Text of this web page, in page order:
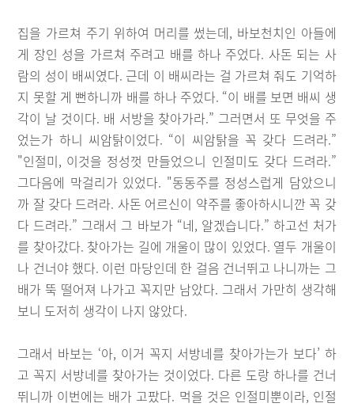
집을 가르쳐 주기 위하여 머리를 썼는데, 바보천치인 아들에
게 장인 성을 가르쳐 주려고 배를 하나 주었다. 사돈 되는 사
람의 성이 배씨였다. 근데 이 배씨라는 걸 가르쳐 줘도 기억하
지 못할 게 뻔하니까 배를 하나 주었다. “이 배를 보면 배씨 생
각이 날 것이다. 배 서방을 찾아가라.” 그러면서 또 무엇을 주
었는가 하니 씨암탉이었다. “이 씨암탉을 꼭 갖다 드려라.”
"인절미, 이것을 정성껏 만들었으니 인절미도 갖다 드려라.”
그다음에 막걸리가 있었다. "동동주를 정성스럽게 담았으니
까 잘 갖다 드려라. 사돈 어르신이 약주를 좋아하시니깐 꼭 갖
다 드려라.” 그래서 그 바보가 “네, 알겠습니다.” 하고선 처가
를 찾아갔다. 찾아가는 길에 개울이 많이 있었다. 열두 개울이
나 건너야 했다. 이런 마당인데 한 걸음 건너뛰고 나니까는 그
배가 뚝 떨어져 나가고 꼭지만 남았다. 그래서 가만히 생각해
보니 도저히 생각이 나지 않았다.
그래서 바보는 ‘아, 이거 꼭지 서방네를 찾아가는가 보다’ 하
고 꼭지 서방네를 찾아가는 것이었다. 다른 도랑 하나를 건너
뛰니까 이번에는 배가 고팠다. 먹을 것은 인절미뿐이라, 인절